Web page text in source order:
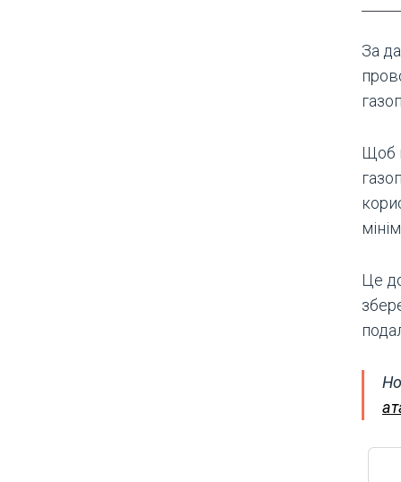
За
Щоб
Це